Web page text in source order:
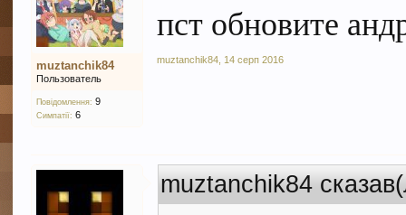
muztanchik84
Пользователь
Повідомлення: 9
Симпатії: 6
пст обновите
muztanchik84 14 серп 2016
muztanchik84